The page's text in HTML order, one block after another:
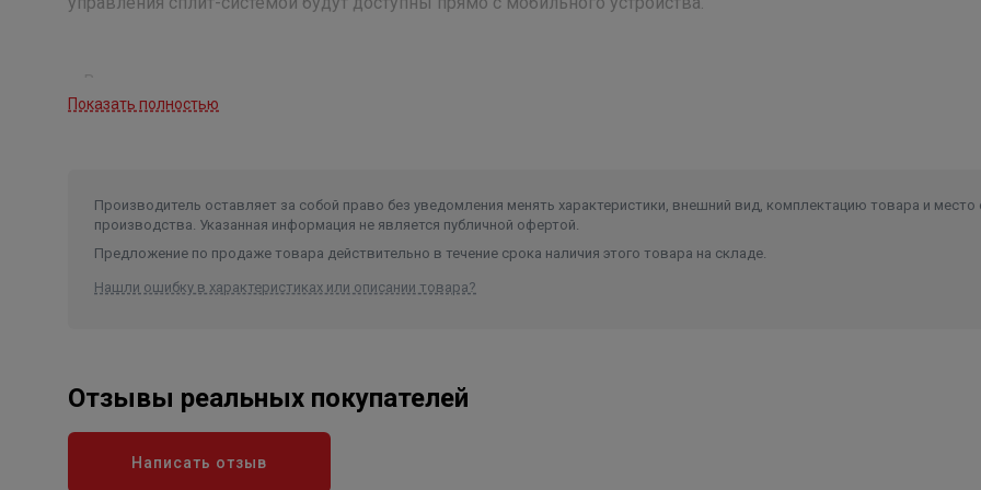
● Подходит для бытовых сплит-систем серий PERFETTO, ATTICA NERO, GLORIA, PANDORA, ARIA, OPTIMUM, MULTI
● Возможность управления по WiFi как из домашней, так и из мобильной сети
● Приложение доступно для пользователей iOS и Android
Показать полностью
Производитель оставляет за собой право без уведомления менять характеристики, внешний вид, комплектацию товара и место
производства. Указанная информация не является публичной офертой.
Предложение по продаже товара действительно в течение срока наличия этого товара на складе.
Нашли ошибку в характеристиках или описании товара?
Отзывы реальных покупателей
Написать отзыв